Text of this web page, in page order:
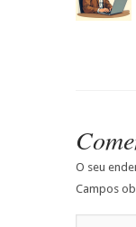
O seu
Campos